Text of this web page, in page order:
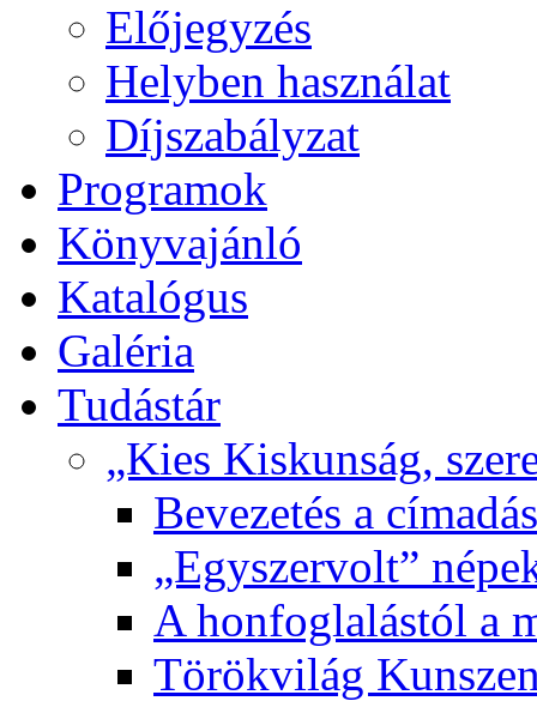
Előjegyzés
Helyben használat
Díjszabályzat
Programok
Könyvajánló
Katalógus
Galéria
Tudástár
„Kies Kiskunság,
Bevezetés a
„Egyszervolt”
A honfoglalástól a
Törökvilág